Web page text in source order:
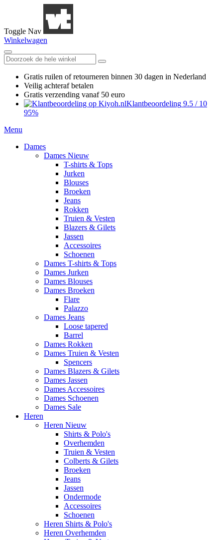
Toggle Nav
Winkelwagen
Gratis ruilen of retourneren binnen 30 dagen in Nederland
Veilig achteraf betalen
Gratis verzending vanaf 50 euro
Klantbeoordeling 9.5 / 10
95%
Menu
Dames
Dames Nieuw
T-shirts & Tops
Jurken
Blouses
Broeken
Jeans
Rokken
Truien & Vesten
Blazers & Gilets
Jassen
Accessoires
Schoenen
Dames T-shirts & Tops
Dames Jurken
Dames Blouses
Dames Broeken
Flare
Palazzo
Dames Jeans
Loose tapered
Barrel
Dames Rokken
Dames Truien & Vesten
Spencers
Dames Blazers & Gilets
Dames Jassen
Dames Accessoires
Dames Schoenen
Dames Sale
Heren
Heren Nieuw
Shirts & Polo's
Overhemden
Truien & Vesten
Colberts & Gilets
Broeken
Jeans
Jassen
Ondermode
Accessoires
Schoenen
Heren Shirts & Polo's
Heren Overhemden